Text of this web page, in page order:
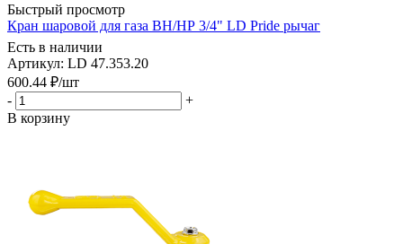
Быстрый просмотр
Кран шаровой для газа ВН/НР 3/4" LD Pride рычаг
Есть в наличии
Артикул: LD 47.353.20
600.44 ₽/шт
-
+
В корзину